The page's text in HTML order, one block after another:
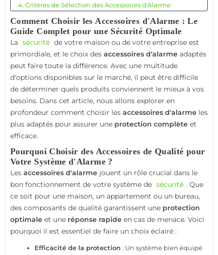
4. Critères de Sélection des Accessoires d'Alarme
4.1. 1. Compatibilité avec Votre Système
4.2. 2. Certification de Qualité
4.3. 3. Facilité d'Installation et de Configuration
4.4. 4. Connectivité et Options sans Fil
5. Services Associés à Considérer
Comment Choisir les Accessoires d'Alarme : Le
Guide Complet pour une Sécurité Optimale
La sécurité de votre maison ou de votre entreprise est
primordiale, et le choix des accessoires d'alarme adaptés
peut faire toute la différence. Avec une multitude
d'options disponibles sur le marché, il peut être difficile
de déterminer quels produits conviennent le mieux à vos
besoins. Dans cet article, nous allons explorer en
profondeur comment choisir les accessoires d'alarme les
plus adaptés pour assurer une protection complète et
efficace.
Pourquoi Choisir des Accessoires de Qualité pour
Votre Système d'Alarme ?
Les accessoires d'alarme jouent un rôle crucial dans le
bon fonctionnement de votre système de sécurité . Que
ce soit pour une maison, un appartement ou un bureau,
des composants de qualité garantissent une protection
optimale et une réponse rapide en cas de menace. Voici
pourquoi il est essentiel de faire un choix éclairé :
Efficacité de la protection : Un système bien équipé